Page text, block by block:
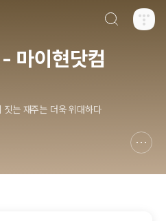
이현닷컴
짓는 재주는 더욱 위대하다